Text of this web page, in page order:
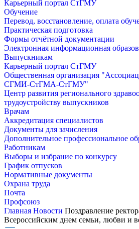
Карьерный портал СтГМУ
Обучение
Перевод, восстановление, оплата
Практическая подготовка
Формы отчётной документации
Электронная информационная
Выпускникам
Карьерный портал СтГМУ
Общественная организация
СГМИ-СтГМА-СтГМУ"
Центр развития регионального
трудоустройству выпускников
Врачам
Аккредитация специалистов
Документы для зачисления
Дополнительное профессиональное
Работникам
Выборы и избрание по конкурсу
График отпусков
Нормативные документы
Охрана труда
Почта
Профсоюз
Главная Новости Поздравление
Всероссийским днем семьи, любви и